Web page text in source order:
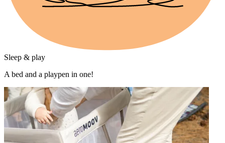
Sleep & play
A bed and a playpen in one!